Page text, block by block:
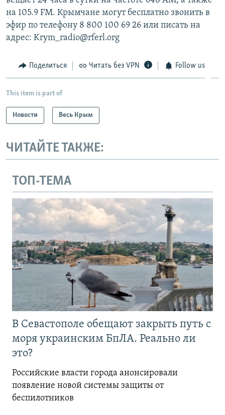
на 105.9 FM. Крымчане могут бесплатно звонить в
эфир по телефону 8 800 100 69 26 или писать на
адрес: Krym_radio@rferl.org
Поделиться Читать без VPN Follow us
This item is part of
Новости Весь Крым
ЧИТАЙТЕ ТАКЖЕ:
ТОП-ТЕМА
В Севастополе обещают закрыть путь с
моря украинским БпЛА. Реально ли
это?
Российские власти города анонсировали
появление новой системы защиты от
беспилотников